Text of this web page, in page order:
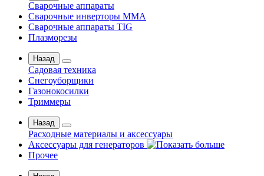
Сварочные аппараты
Сварочные инверторы MMA
Сварочные аппараты TIG
Плазморезы
Назад
Садовая техника
Снегоуборщики
Газонокосилки
Триммеры
Назад
Расходные материалы и аксессуары
Аксессуары для генераторов
Прочее